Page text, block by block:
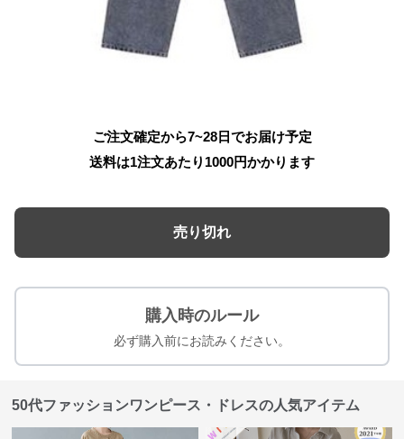
ご注文確定から7~28日でお届け予定
送料は1注文あたり 1000円かかります
売り切れ
購入時のルール
必ず購入前にお読みください。
50代ファッションワンピース・ドレスの人気アイテム